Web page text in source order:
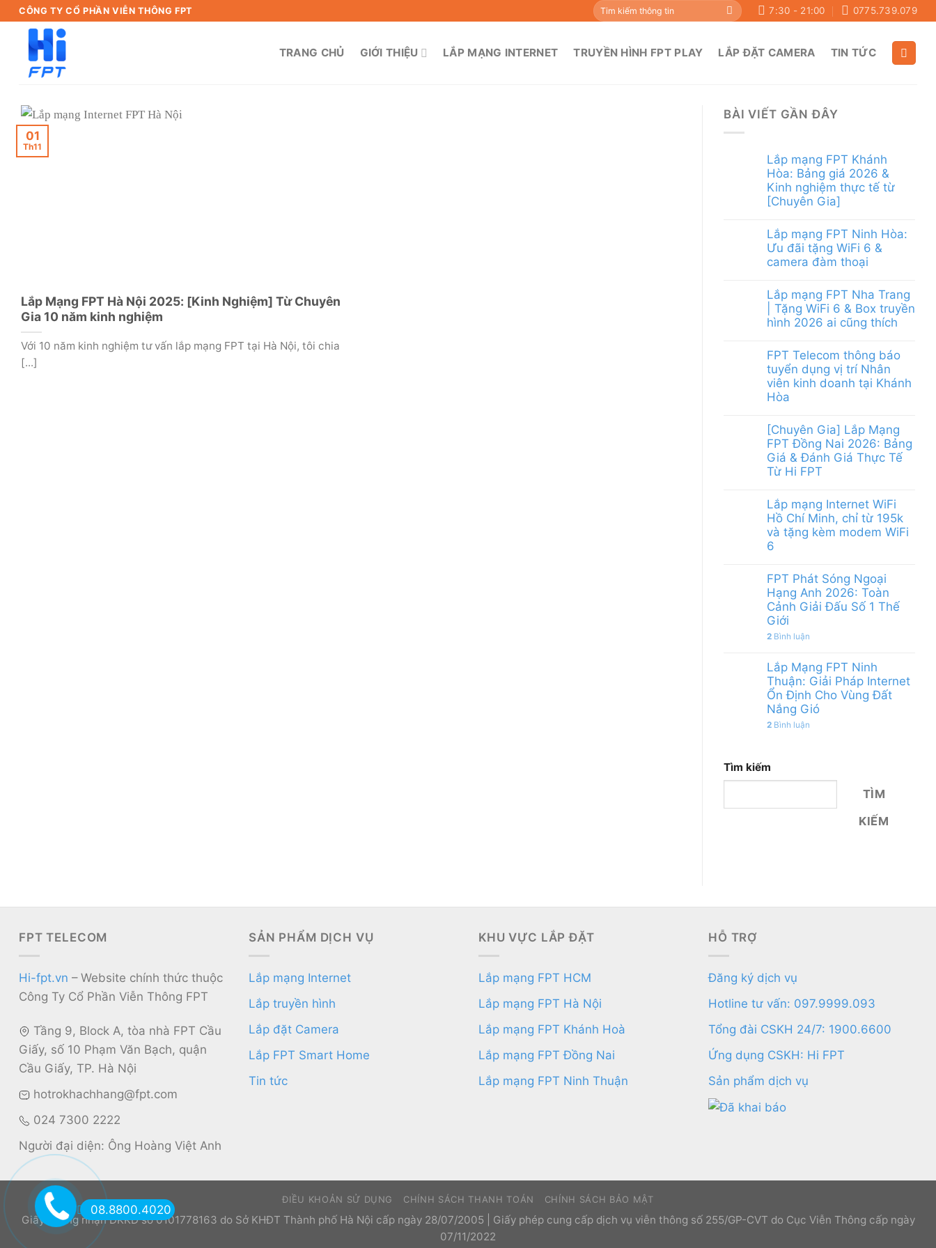
CÔNG TY CỔ PHẦN VIỄN THÔNG FPT
Tìm
kiếm:
7:30 - 21:00 0775.739.079
TRANG CHỦ GIỚI THIỆU LẮP MẠNG INTERNET TRUYỀN HÌNH FPT PLAY LẮP ĐẶT CAMERA TIN TỨC
Lắp Mạng FPT Hà Nội 2025: [Kinh Nghiệm] Từ Chuyên
Gia 10 năm kinh nghiệm
Với 10 năm kinh nghiệm tư vấn lắp mạng FPT tại Hà Nội, tôi chia
[...]
01
Th11
BÀI VIẾT GẦN ĐÂY
Lắp mạng FPT Khánh
Hòa: Bảng giá 2026 &
Kinh nghiệm thực tế từ
[Chuyên Gia]
Lắp mạng FPT Ninh Hòa:
Ưu đãi tặng WiFi 6 &
camera đàm thoại
Lắp mạng FPT Nha Trang
| Tặng WiFi 6 & Box truyền
hình 2026 ai cũng thích
FPT Telecom thông báo
tuyển dụng vị trí Nhân
viên kinh doanh tại Khánh
Hòa
[Chuyên Gia] Lắp Mạng
FPT Đồng Nai 2026: Bảng
Giá & Đánh Giá Thực Tế
Từ Hi FPT
Lắp mạng Internet WiFi
Hồ Chí Minh, chỉ từ 195k
và tặng kèm modem WiFi
6
FPT Phát Sóng Ngoại
Hạng Anh 2026: Toàn
Cảnh Giải Đấu Số 1 Thế
Giới
2 Bình luận
Lắp Mạng FPT Ninh
Thuận: Giải Pháp Internet
Ổn Định Cho Vùng Đất
Nắng Gió
2 Bình luận
Tìm kiếm
TÌM
KIẾM
FPT TELECOM
Hi-fpt.vn – Website chính thức thuộc
Công Ty Cổ Phần Viễn Thông FPT
Tầng 9, Block A, tòa nhà FPT Cầu
Giấy, số 10 Phạm Văn Bạch, quận
Cầu Giấy, TP. Hà Nội
hotrokhachhang@fpt.com
024 7300 2222
Người đại diện: Ông Hoàng Việt Anh
SẢN PHẨM DỊCH VỤ
Lắp mạng Internet
Lắp truyền hình
Lắp đặt Camera
Lắp FPT Smart Home
Tin tức
KHU VỰC LẮP ĐẶT
Lắp mạng FPT HCM
Lắp mạng FPT Hà Nội
Lắp mạng FPT Khánh Hoà
Lắp mạng FPT Đồng Nai
Lắp mạng FPT Ninh Thuận
HỖ TRỢ
Đăng ký dịch vụ
Hotline tư vấn: 097.9999.093
Tổng đài CSKH 24/7: 1900.6600
Ứng dụng CSKH: Hi FPT
Sản phẩm dịch vụ
ĐIỀU KHOẢN SỬ DỤNG CHÍNH SÁCH THANH TOÁN CHÍNH SÁCH BẢO MẬT
Giấy chứng nhận ĐKKD số 0101778163 do Sở KHĐT Thành phố Hà Nội cấp ngày 28/07/2005 | Giấy phép cung cấp dịch vụ viễn thông số 255/GP-CVT do Cục Viễn Thông cấp ngày
07/11/2022
08.8800.4020